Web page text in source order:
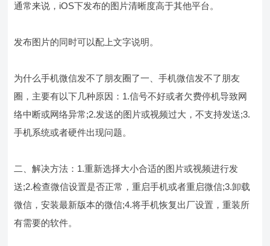
通常来说，iOS下发布的图片清晰度高于其他平台。
发布图片的同时可以配上文字说明。
为什么手机微信发不了朋友圈了一、手机微信发不了朋友
圈，主要有以下几种原因：1.信号不好或者欠费停机导致网
络中断或网络异常;2.发送的图片或视频过大，不支持发送;3.
手机系统或者硬件出现问题。
二、解决方法：1.重新选择大小合适的图片或视频进行发
送;2.检查微信设置是否正常，重启手机或者重启微信;3.卸载
微信，安装最新版本的微信;4.将手机恢复出厂设置，重装所
有需要的软件。